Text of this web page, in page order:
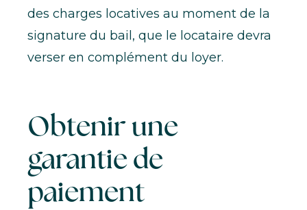
des charges locatives au moment de la
signature du bail, que le locataire devra
verser en complément du loyer.
Obtenir une
garantie de
paiement